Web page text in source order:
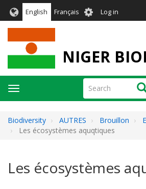
English Français User
account
Log in
NIGER
Search
Toggle
navigation
Biodiversity AUTRES Brouillon
Les écosystèmes aquqtiques
Les écosystèmes